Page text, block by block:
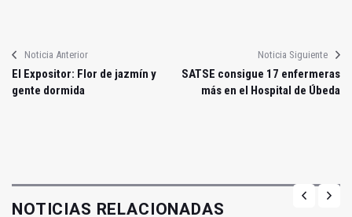
Noticia Anterior
El Expositor: Flor de jazmín y
gente dormida
Noticia Siguiente
SATSE consigue 17 enfermeras
más en el Hospital de Úbeda
NOTICIAS RELACIONADAS